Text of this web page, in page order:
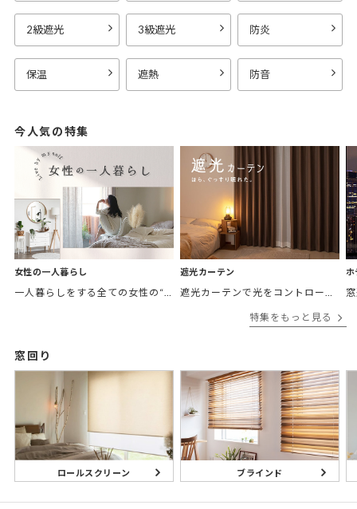
2級遮光 3級遮光 防炎
保温 遮熱 防音
今人気の特集
女性の一人暮らし
一人暮らしをする全ての女性の“欲しかったカーテン”がここにある。
遮光カーテン
遮光カーテンで光をコントロールし
特集をもっと見る
窓回り
ロールスクリーン ブラインド